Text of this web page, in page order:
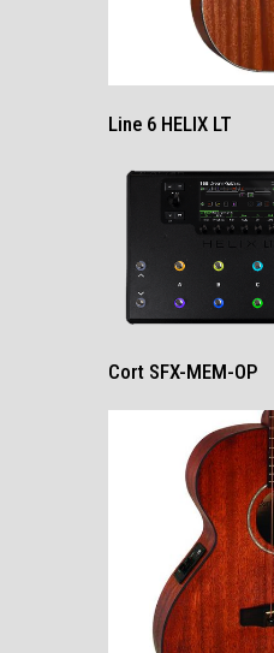
Line 6 HELIX LT
Cort SFX-MEM-OP